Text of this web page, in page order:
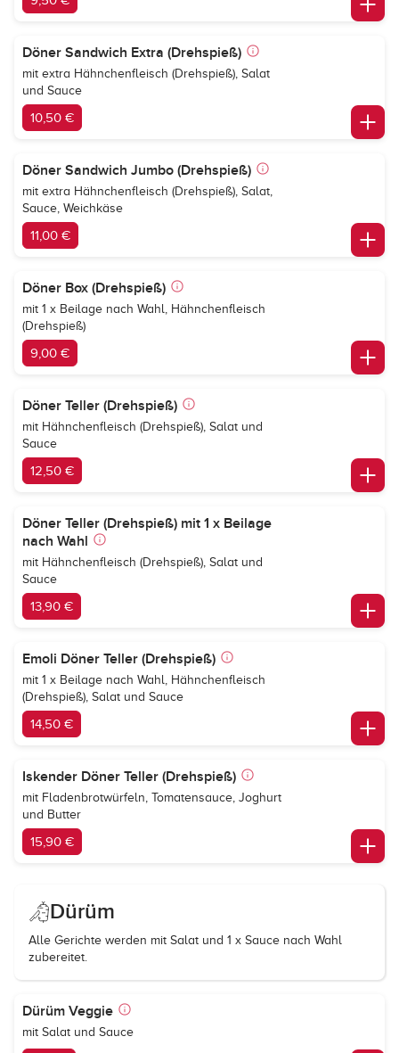
Döner Sandwich Extra (Drehspieß)
mit extra Hähnchenfleisch (Drehspieß), Salat
und Sauce
10,50 €
Döner Sandwich Jumbo (Drehspieß)
mit extra Hähnchenfleisch (Drehspieß), Salat,
Sauce, Weichkäse
11,00 €
Döner Box (Drehspieß)
mit 1 x Beilage nach Wahl, Hähnchenfleisch
(Drehspieß)
9,00 €
Döner Teller (Drehspieß)
mit Hähnchenfleisch (Drehspieß), Salat und
Sauce
12,50 €
Döner Teller (Drehspieß) mit 1 x Beilage
nach Wahl
mit Hähnchenfleisch (Drehspieß), Salat und
Sauce
13,90 €
Emoli Döner Teller (Drehspieß)
mit 1 x Beilage nach Wahl, Hähnchenfleisch
(Drehspieß), Salat und Sauce
14,50 €
Iskender Döner Teller (Drehspieß)
mit Fladenbrotwürfeln, Tomatensauce, Joghurt
und Butter
15,90 €
Dürüm
Alle Gerichte werden mit Salat und 1 x Sauce nach Wahl
zubereitet.
Dürüm Veggie
mit Salat und Sauce